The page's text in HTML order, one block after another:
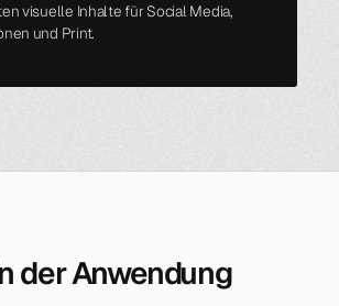
visuelle Inhalte für Social Media,
und Print.
der Anwendung